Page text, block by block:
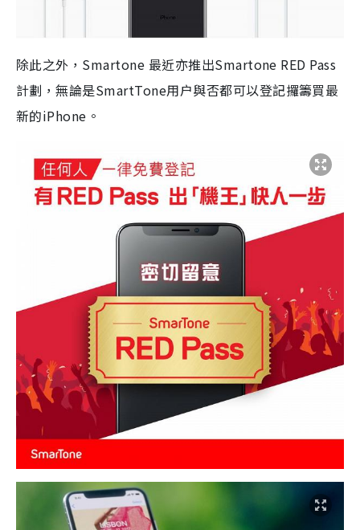
除此之外，Smartone 最近亦推出Smartone RED Pass
計劃，無論是SmartTone用户與否都可以登記攞籌買最
新的iPhone。